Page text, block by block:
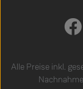
Alle Preise inkl.